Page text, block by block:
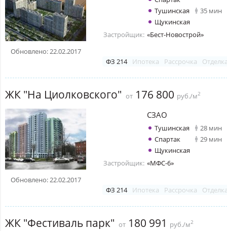
Обновлено: 22.02.2017
Тушинская
35 мин
Щукинская
Застройщик: «Бест-Новострой»
ФЗ 214 Ипотека Рассрочка
ЖК "На Циолковского" от 176 800 руб./м2
Обновлено: 22.02.2017
СЗАО
Тушинская
28 мин
Спартак
29 мин
Щукинская
Застройщик: «МФС-6»
ФЗ 214 Ипотека Рассрочка
ЖК "Фестиваль парк" от 180 991 руб./м2